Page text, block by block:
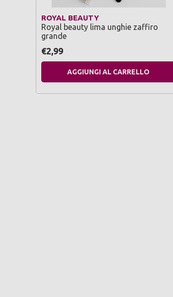
ROYAL BEAUTY
Royal beauty lima unghie zaffiro
grande
€2,99
AGGIUNGI AL CARRELLO